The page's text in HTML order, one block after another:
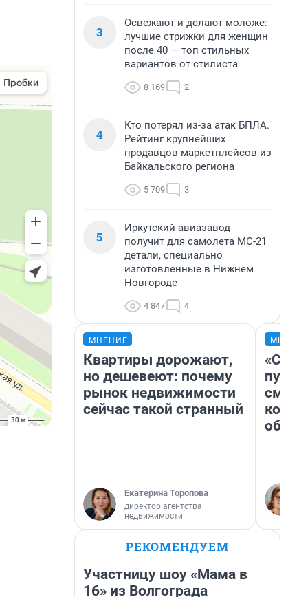
3
Освежают и делают моложе:
лучшие стрижки для женщин
после 40 — топ стильных
вариантов от стилиста
8 169 2
4
Кто потерял из-за атак БПЛА.
Рейтинг крупнейших
продавцов маркетплейсов из
Байкальского региона
5 709 3
5
Иркутский авиазавод
получит для самолета МС-21
детали, специально
изготовленные в Нижнем
Новгороде
4 847 4
МНЕНИЕ
Квартиры дорожают,
но дешевеют: почему
рынок недвижимости
сейчас такой странный
Екатерина Торопова
директор агентства
недвижимости
РЕКОМЕНДУЕМ
Участницу шоу «Мама в
16» из Волгограда